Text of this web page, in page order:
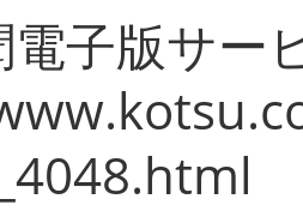
電子版サー